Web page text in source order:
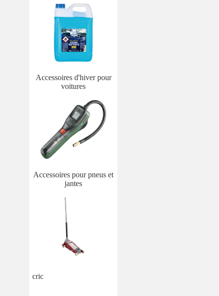
Accessoires d'hiver pour
voitures
Accessoires pour pneus et
jantes
cric